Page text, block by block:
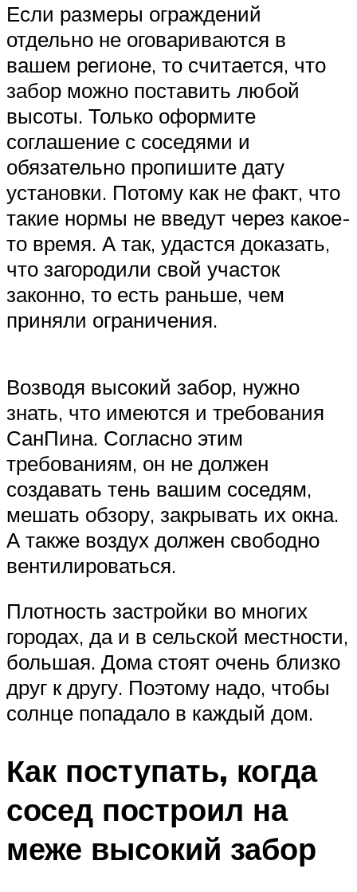
Если размеры ограждений
отдельно не оговариваются в
вашем регионе, то считается, что
забор можно поставить любой
высоты. Только оформите
соглашение с соседями и
обязательно пропишите дату
установки. Потому как не факт, что
такие нормы не введут через какое-
то время. А так, удастся доказать,
что загородили свой участок
законно, то есть раньше, чем
приняли ограничения.
Возводя высокий забор, нужно
знать, что имеются и требования
СанПина. Согласно этим
требованиям, он не должен
создавать тень вашим соседям,
мешать обзору, закрывать их окна.
А также воздух должен свободно
вентилироваться.
Плотность застройки во многих
городах, да и в сельской местности,
большая. Дома стоят очень близко
друг к другу. Поэтому надо, чтобы
солнце попадало в каждый дом.
Как поступать, когда
сосед построил на
меже высокий забор